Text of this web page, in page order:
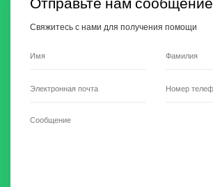
Отправьте нам сообщение
Свяжитесь с нами для получения помощи